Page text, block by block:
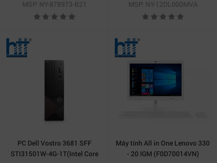
MSP: NY-878973-B21
SSD/ Intel UHD Graphics 770/
NoOS)
MSP: NY-12DL000MVA
PC Dell Vostro 3681 SFF
STI31501W-4G-1T(Intel Core
Máy tính All in One Lenovo 330
- 20 IGM (F0D70014VN)